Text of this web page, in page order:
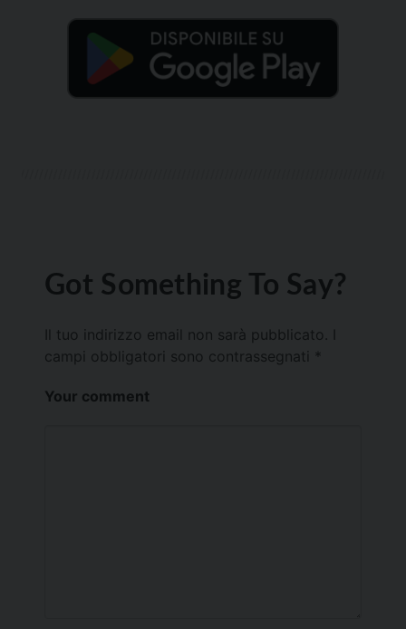
Got Something To Say?
Il tuo indirizzo email non sarà pubblicato.
campi obbligatori sono contrassegnati *
Your comment